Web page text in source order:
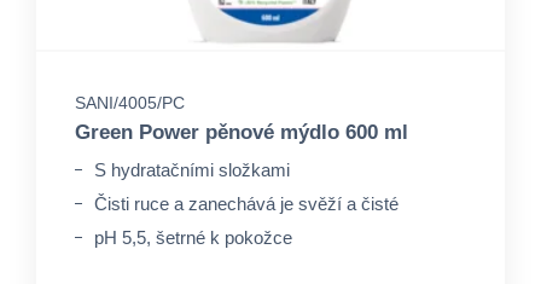
SANI/4005/PC
Green Power pěnové mýdlo 600 ml
S hydratačními složkami
Čisti ruce a zanechává je svěží a čisté
pH 5,5, šetrné k pokožce